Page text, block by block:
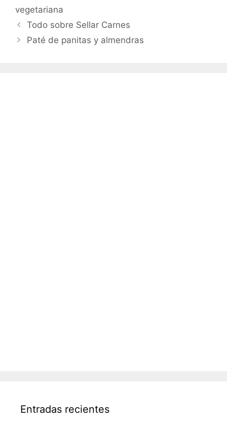
vegetariana
Todo sobre Sellar Carnes
Paté de panitas y almendras
Entradas recientes